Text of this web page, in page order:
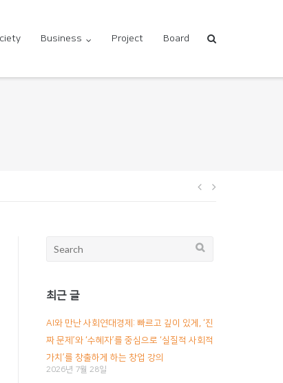
Business Project Board
내
이
Search
최근 글
AI와 만난 사회연대경제: 빠르고 깊이 있게, ‘진
짜 문제’와 ‘수혜자’를 중심으로 ‘실질적 사회적
가치’를 창출하게 하는 창업 강의
2026년 7월 28일